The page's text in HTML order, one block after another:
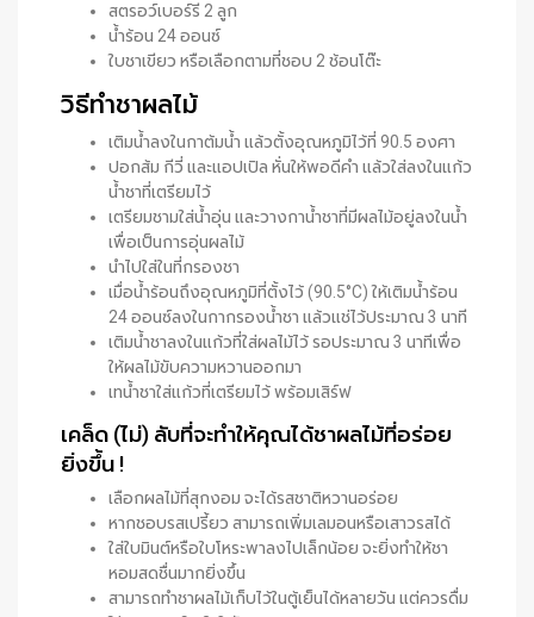
สตรอว์เบอร์รี 2 ลูก
น้ำร้อน 24 ออนซ์
ใบชาเขียว หรือเลือกตามที่ชอบ 2 ช้อนโต๊ะ
วิธีทำชาผลไม้
เติมน้ำลงในกาต้มน้ำ แล้วตั้งอุณหภูมิไว้ที่ 90.5 องศา
ปอกส้ม กีวี่ และแอปเปิล หั่นให้พอดีคำ แล้วใส่ลงในแก้ว
น้ำชาที่เตรียมไว้
เตรียมชามใส่น้ำอุ่น และวางกาน้ำชาที่มีผลไม้อยู่ลงในน้ำ
เพื่อเป็นการอุ่นผลไม้
นำไปใส่ในที่กรองชา
เมื่อน้ำร้อนถึงอุณหภูมิที่ตั้งไว้ (90.5°C) ให้เติมน้ำร้อน
24 ออนซ์ลงในกากรองน้ำชา แล้วแช่ไว้ประมาณ 3 นาที
เติมน้ำชาลงในแก้วที่ใส่ผลไม้ไว้ รอประมาณ 3 นาทีเพื่อ
ให้ผลไม้ขับความหวานออกมา
เทน้ำชาใส่แก้วที่เตรียมไว้ พร้อมเสิร์ฟ
เคล็ด (ไม่) ลับที่จะทำให้คุณได้ชาผลไม้ที่อร่อย
ยิ่งขึ้น !
เลือกผลไม้ที่สุกงอม จะได้รสชาติหวานอร่อย
หากชอบรสเปรี้ยว สามารถเพิ่มเลมอนหรือเสาวรสได้
ใส่ใบมินต์หรือใบโหระพาลงไปเล็กน้อย จะยิ่งทำให้ชา
หอมสดชื่นมากยิ่งขึ้น
สามารถทำชาผลไม้เก็บไว้ในตู้เย็นได้หลายวัน แต่ควรดื่ม